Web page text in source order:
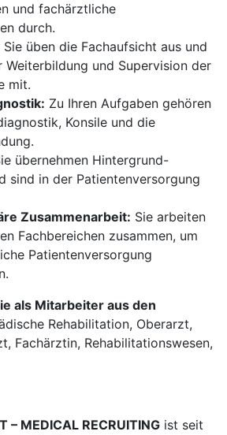
und fachärztliche
durch.
Sie üben die Fachaufsicht aus und
Weiterbildung und Supervision der
mit.
Zu Ihren Aufgaben gehören
Konsile und die
übernehmen Hintergrund-
sind in der Patientenversorgung
Zusammenarbeit: Sie arbeiten
Fachbereichen zusammen, um
Patientenversorgung
als Mitarbeiter aus den
Rehabilitation, Oberarzt,
Fachärztin, Rehabilitationswesen,
– MEDICAL RECRUITING ist seit